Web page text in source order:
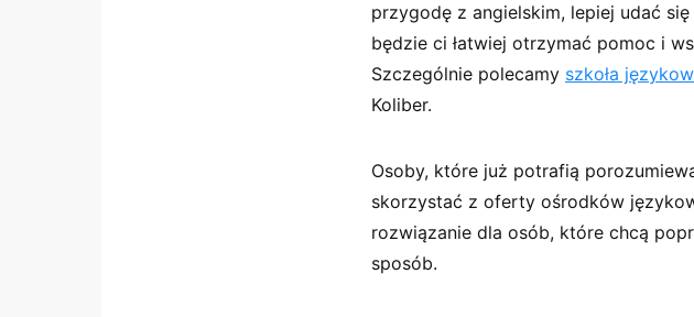
przygodę z angielskim, lepiej udać
będzie ci łatwiej otrzymać pomoc i
Szczególnie polecamy szkoła
Koliber.
Osoby, które już potrafią
skorzystać z oferty ośrodków
rozwiązanie dla osób, które chcą
sposób.